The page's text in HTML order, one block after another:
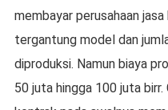
membayar perusahaan
tergantung model dan
diproduksi. Namun biaya
50 juta hingga 100 juta